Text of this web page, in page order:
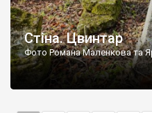
Стіна. Цвинтар
Фото Романа Маленкова та